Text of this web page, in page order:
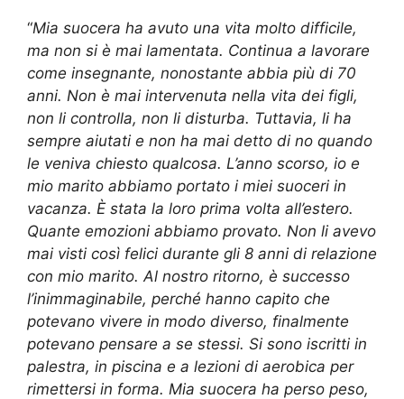
“Mia suocera ha avuto una vita molto difficile,
ma non si è mai lamentata. Continua a lavorare
come insegnante, nonostante abbia più di 70
anni. Non è mai intervenuta nella vita dei figli,
non li controlla, non li disturba. Tuttavia, li ha
sempre aiutati e non ha mai detto di no quando
le veniva chiesto qualcosa. L’anno scorso, io e
mio marito abbiamo portato i miei suoceri in
vacanza. È stata la loro prima volta all’estero.
Quante emozioni abbiamo provato. Non li avevo
mai visti così felici durante gli 8 anni di relazione
con mio marito. Al nostro ritorno, è successo
l’inimmaginabile, perché hanno capito che
potevano vivere in modo diverso, finalmente
potevano pensare a se stessi. Si sono iscritti in
palestra, in piscina e a lezioni di aerobica per
rimettersi in forma. Mia suocera ha perso peso,